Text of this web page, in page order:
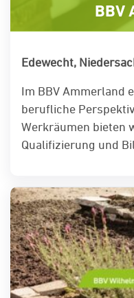
BBV
Edewecht,
Im BBV Ammerland
berufliche
Werkräumen bieten
Qualifizierung und